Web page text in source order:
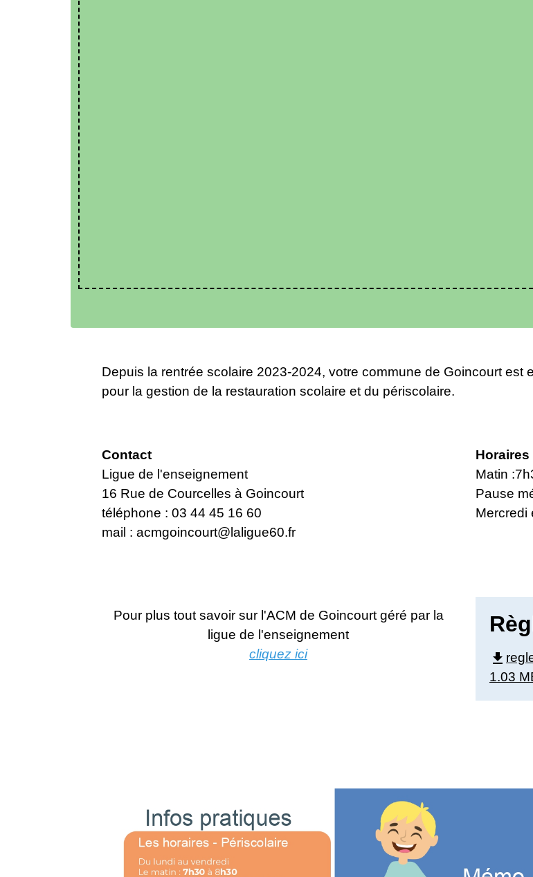
Depuis la rentrée scolaire 2023-2024, votre commune de Goincourt est
pour la gestion de la restauration scolaire et du périscolaire.
Contact
Ligue de l'enseignement
16 Rue de Courcelles à Goincourt
téléphone : 03 44 45 16 60
mail : acmgoincourt@laligue60.fr
Horaires
Matin
Pause
Mercredi
Pour plus tout savoir sur l'ACM de Goincourt géré par la
ligue de l'enseignement
cliquez ici
file_download
1.03